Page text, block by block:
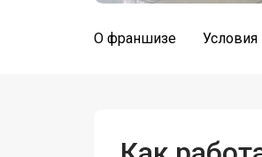
О франшизе Условия